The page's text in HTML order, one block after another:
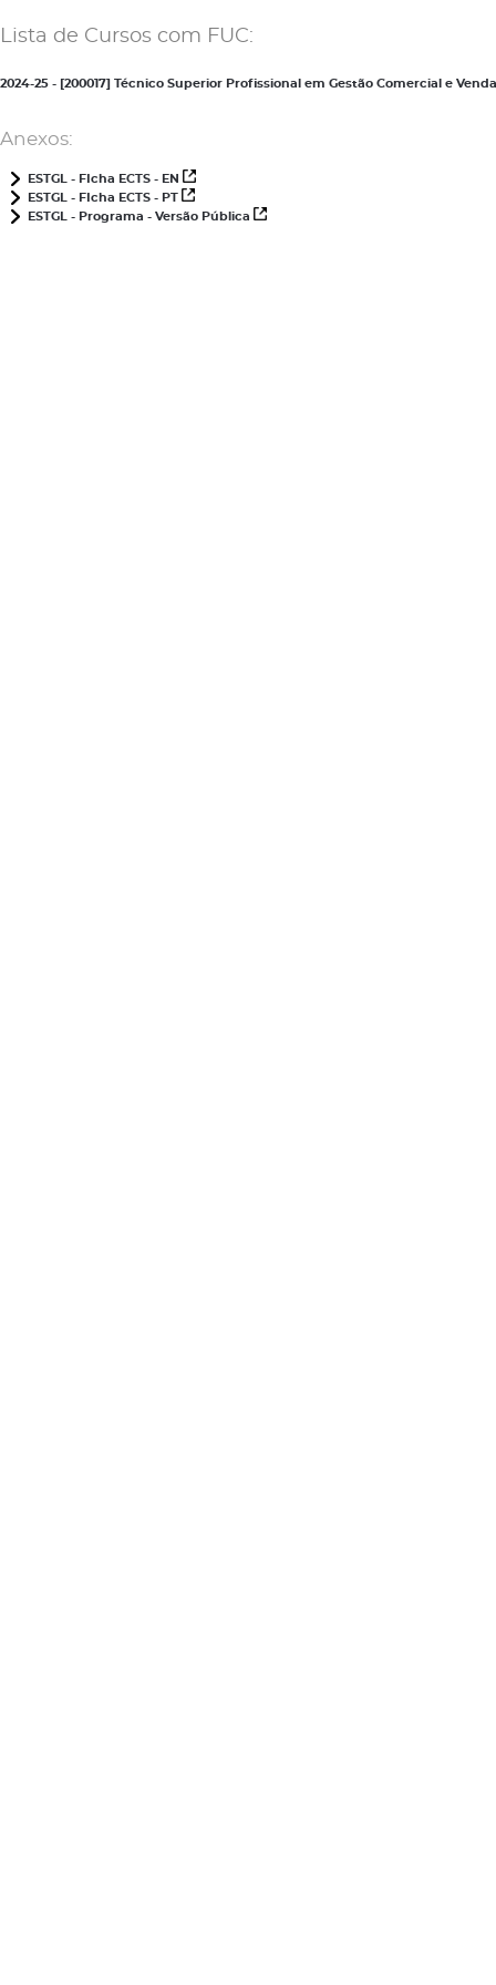
Lista de Cursos com FUC:
2024-25 - [200017] Técnico Superior Profissional em Gestão Comercial e
Anexos:
ESTGL - FIcha ECTS - EN
ESTGL - FIcha ECTS - PT
ESTGL - Programa - Versão Pública